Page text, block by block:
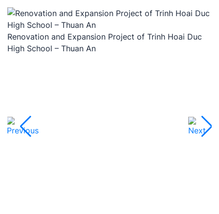
Renovation and Expansion Project of Trinh Hoai Duc
High School – Thuan An